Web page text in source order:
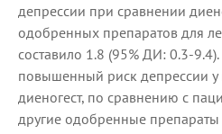
депрессии при сравнении
одобренных препаратов для
составило 1.8 (95% ДИ: 0.3-
повышенный риск депрессии
диеногест, по сравнению с
другие одобренные препараты